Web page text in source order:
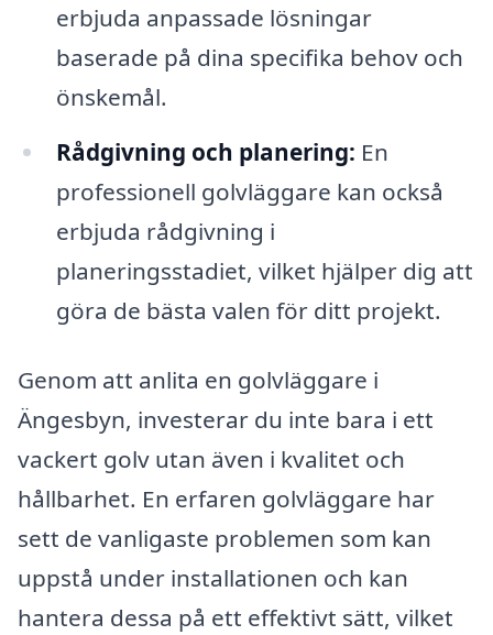
erbjuda anpassade lösningar
baserade på dina specifika behov och
önskemål.
Rådgivning och planering: En
professionell golvläggare kan också
erbjuda rådgivning i
planeringsstadiet, vilket hjälper dig att
göra de bästa valen för ditt projekt.
Genom att anlita en golvläggare i
Ängesbyn, investerar du inte bara i ett
vackert golv utan även i kvalitet och
hållbarhet. En erfaren golvläggare har
sett de vanligaste problemen som kan
uppstå under installationen och kan
hantera dessa på ett effektivt sätt, vilket